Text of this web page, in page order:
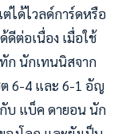
ได้ไวลด์การ์ดหรือ
ดีต่อเนื่อง เมื่อใช้
ก นักเทนนิสจาก
ต 6-4 และ 6-1 อัญ
บ แบ็ค ดายอน นัก